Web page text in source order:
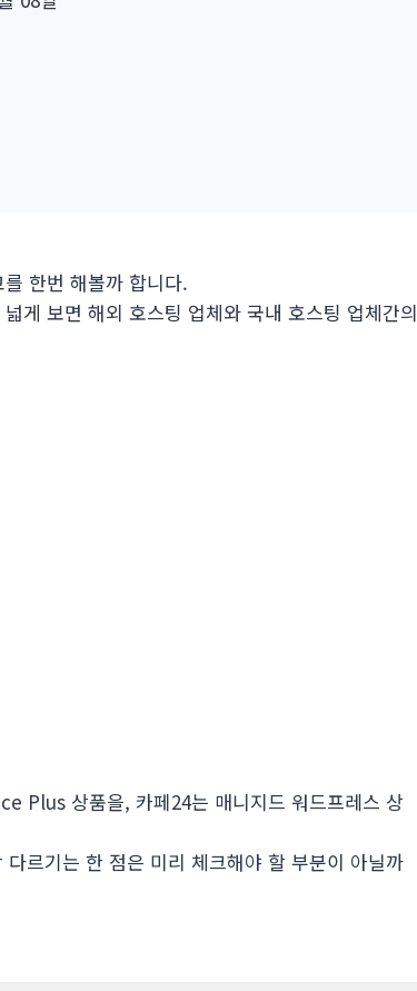
한번 해볼까 합니다.
게 보면 해외 호스팅 업체와 국내 호스팅 업체간의
Plus 상품을, 카페24는 매니지드 워드프레스 상
르기는 한 점은 미리 체크해야 할 부분이 아닐까